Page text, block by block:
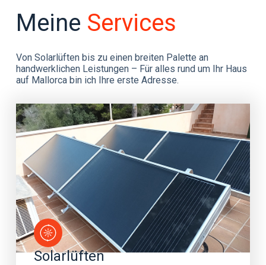
Meine Services
Von Solarlüften bis zu einen breiten Palette an
handwerklichen Leistungen – Für alles rund um Ihr Haus
auf Mallorca bin ich Ihre erste Adresse.
Solarlüften